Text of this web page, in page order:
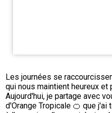
Les journées se
qui nous maintient heureux et
Aujourd'hui, je partage avec
d'Orange Tropicale 🍊 que